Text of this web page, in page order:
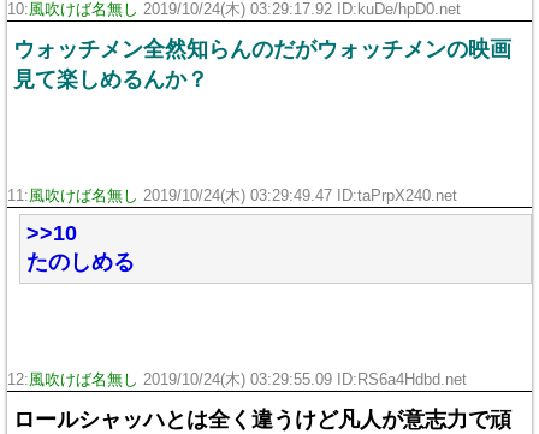
10:風吹けば名無し 2019/10/24(木) 03:29:17.92 ID:kuDe/hpD0.net
ウォッチメン全然知らんのだがウォッチメンの映画
見て楽しめるんか？
11:風吹けば名無し 2019/10/24(木) 03:29:49.47 ID:taPrpX240.net
>>10
たのしめる
12:風吹けば名無し 2019/10/24(木) 03:29:55.09 ID:RS6a4Hdbd.net
ロールシャッハとは全く違うけど凡人が意志力で頑